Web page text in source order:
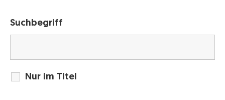
Suchbegriff
Nur im Titel